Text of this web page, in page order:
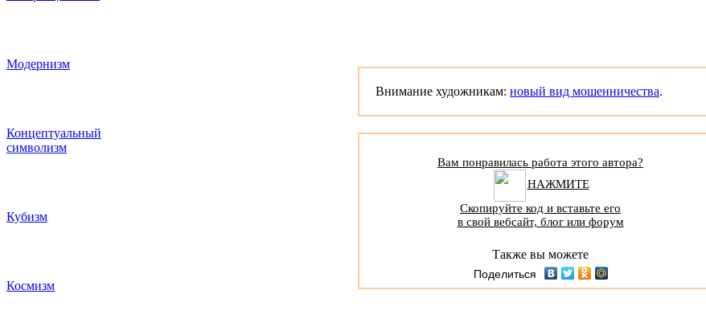
Модернизм
Концептуальный
символизм
Кубизм
Космизм
Внимание художникам: новый вид мошенничества.
Вам понравилась работа этого автора?
НАЖМИТЕ
Скопируйте код и вставьте его
в свой вебсайт, блог или форум
Также вы можете
Поделиться